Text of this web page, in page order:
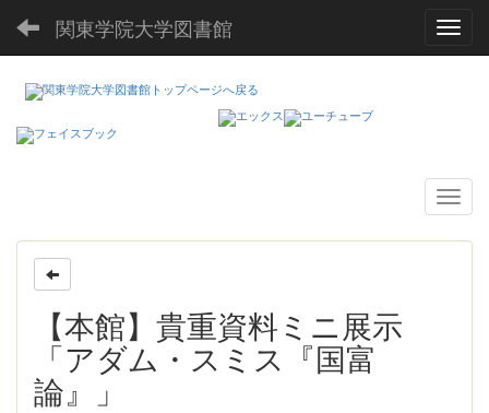
関東学院大学図書館
【本館】貴重資料ミニ展示
「アダム・スミス『国富
論』」